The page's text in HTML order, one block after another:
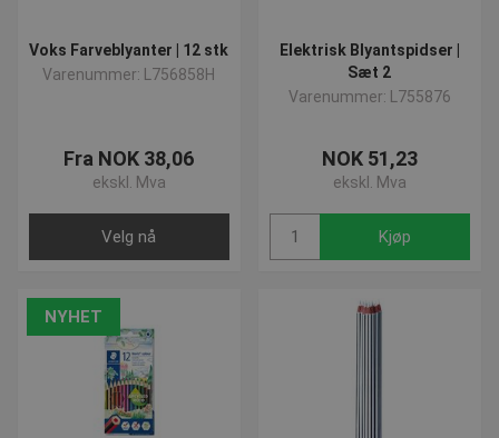
Voks Farveblyanter | 12 stk
Varenummer: L756858H
Fra NOK 38,06
ekskl. Mva
Velg nå
Elektrisk Blyantspidser |
Sæt 2
Varenummer: L755876
NOK 51,23
ekskl. Mva
Kjøp
NYHET